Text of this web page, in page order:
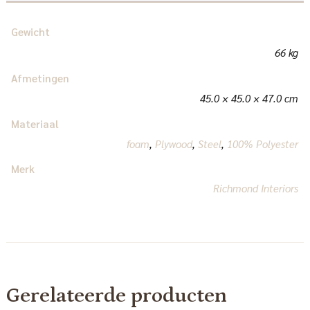
Gewicht
66 kg
Afmetingen
45.0 × 45.0 × 47.0 cm
Materiaal
foam, Plywood,Steel, 100% Polyester
Merk
Richmond Interiors
Gerelateerde producten